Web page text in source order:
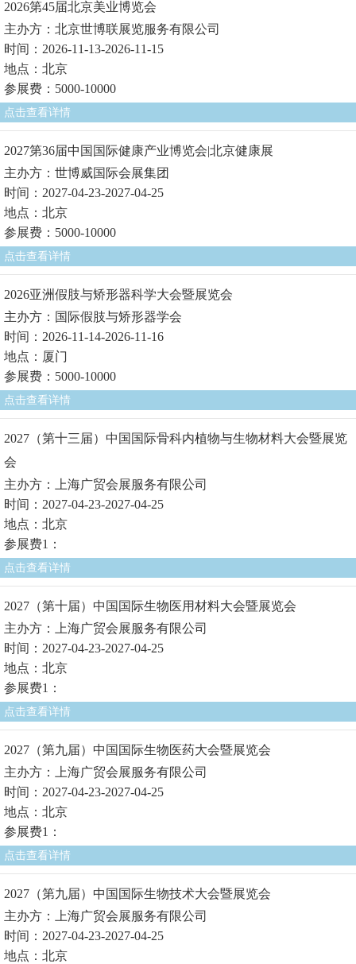
2026第45届北京美业博览会
主办方：北京世博联展览服务有限公司
时间：2026-11-13-2026-11-15
地点：北京
参展费：5000-10000
点击查看详情
2027第36届中国国际健康产业博览会|北京健康展
主办方：世博威国际会展集团
时间：2027-04-23-2027-04-25
地点：北京
参展费：5000-10000
点击查看详情
2026亚洲假肢与矫形器科学大会暨展览会
主办方：国际假肢与矫形器学会
时间：2026-11-14-2026-11-16
地点：厦门
参展费：5000-10000
点击查看详情
2027（第十三届）中国国际骨科内植物与生物材料大会暨展览
会
主办方：上海广贸会展服务有限公司
时间：2027-04-23-2027-04-25
地点：北京
参展费1：
点击查看详情
2027（第十届）中国国际生物医用材料大会暨展览会
主办方：上海广贸会展服务有限公司
时间：2027-04-23-2027-04-25
地点：北京
参展费1：
点击查看详情
2027（第九届）中国国际生物医药大会暨展览会
主办方：上海广贸会展服务有限公司
时间：2027-04-23-2027-04-25
地点：北京
参展费1：
点击查看详情
2027（第九届）中国国际生物技术大会暨展览会
主办方：上海广贸会展服务有限公司
时间：2027-04-23-2027-04-25
地点：北京